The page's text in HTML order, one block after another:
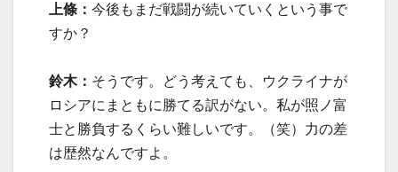
上條： 今後もまだ戦闘が続いていくという事で
すか？
鈴木： そうです。どう考えても、ウクライナが
ロシアにまともに勝てる訳がない。私が照ノ富
士と勝負するくらい難しいです。（笑）力の差
は歴然なんですよ。